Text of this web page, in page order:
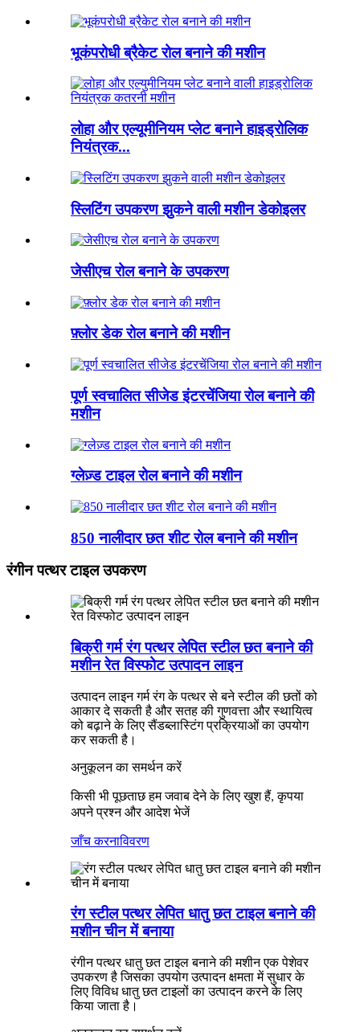
भूकंपरोधी ब्रैकेट रोल बनाने की मशीन
लोहा और एल्यूमीनियम प्लेट बनाने हाइड्रोलिक
नियंत्रक...
स्लिटिंग उपकरण झुकने वाली मशीन डेकोइलर
जेसीएच रोल बनाने के उपकरण
फ़्लोर डेक रोल बनाने की मशीन
पूर्ण स्वचालित सीजेड इंटरचेंजिया रोल बनाने की
मशीन
ग्लेज़्ड टाइल रोल बनाने की मशीन
850 नालीदार छत शीट रोल बनाने की मशीन
रंगीन पत्थर टाइल उपकरण
बिक्री गर्म रंग पत्थर लेपित स्टील छत बनाने की
मशीन रेत विस्फोट उत्पादन लाइन
उत्पादन लाइन गर्म रंग के पत्थर से बने स्टील की छतों को
आकार दे सकती है और सतह की गुणवत्ता और स्थायित्व
को बढ़ाने के लिए सैंडब्लास्टिंग प्रक्रियाओं का उपयोग
कर सकती है।
अनुकूलन का समर्थन करें
किसी भी पूछताछ हम जवाब देने के लिए खुश हैं, कृपया
अपने प्रश्न और आदेश भेजें
जाँच करनाविवरण
रंग स्टील पत्थर लेपित धातु छत टाइल बनाने की
मशीन चीन में बनाया
रंगीन पत्थर धातु छत टाइल बनाने की मशीन एक पेशेवर
उपकरण है जिसका उपयोग उत्पादन क्षमता में सुधार के
लिए विविध धातु छत टाइलों का उत्पादन करने के लिए
किया जाता है।